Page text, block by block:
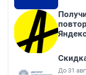
До 31